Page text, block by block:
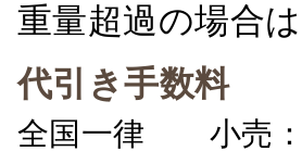
重量超過の場合
代引き手数料
全国一律 小売